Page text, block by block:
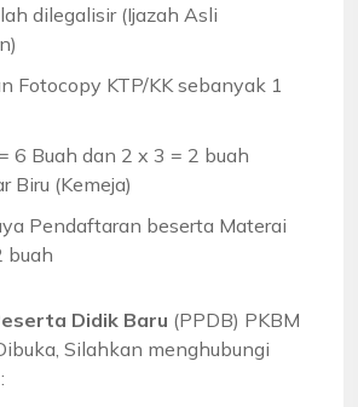
dilegalisir (Ijazah Asli
Fotocopy KTP/KK sebanyak 1
6 Buah dan 2 x 3 = 2 buah
Biru (Kemeja)
Pendaftaran beserta Materai
buah
Didik Baru (PPDB) PKBM
Silahkan menghubungi